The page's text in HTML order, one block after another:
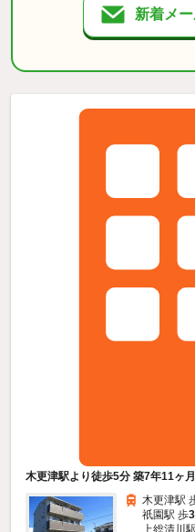
新着メ
木更津駅より徒歩5分 築7年11ヶ
木更津駅
祇園駅 歩